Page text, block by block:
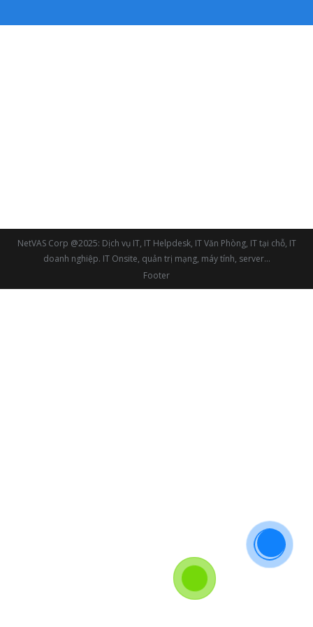
NetVAS Corp @2025: Dịch vụ IT, IT Helpdesk, IT Văn Phòng, IT tại chỗ, IT
doanh nghiệp. IT Onsite, quản trị mạng, máy tính, server...
Footer